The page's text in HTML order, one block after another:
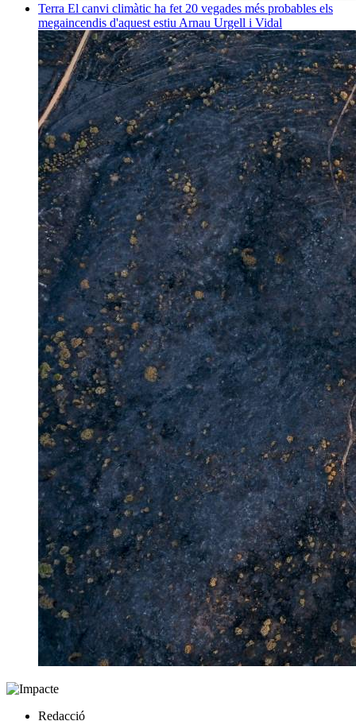
Terra El canvi climàtic ha fet 20 vegades més probables els
megaincendis d'aquest estiu Arnau Urgell i Vidal
Redacció